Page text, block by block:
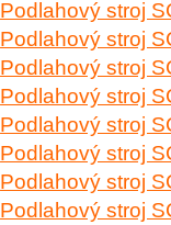
Podlahový stroj
Podlahový stroj
Podlahový stroj
Podlahový stroj
Podlahový stroj
Podlahový stroj
Podlahový stroj
Podlahový stroj